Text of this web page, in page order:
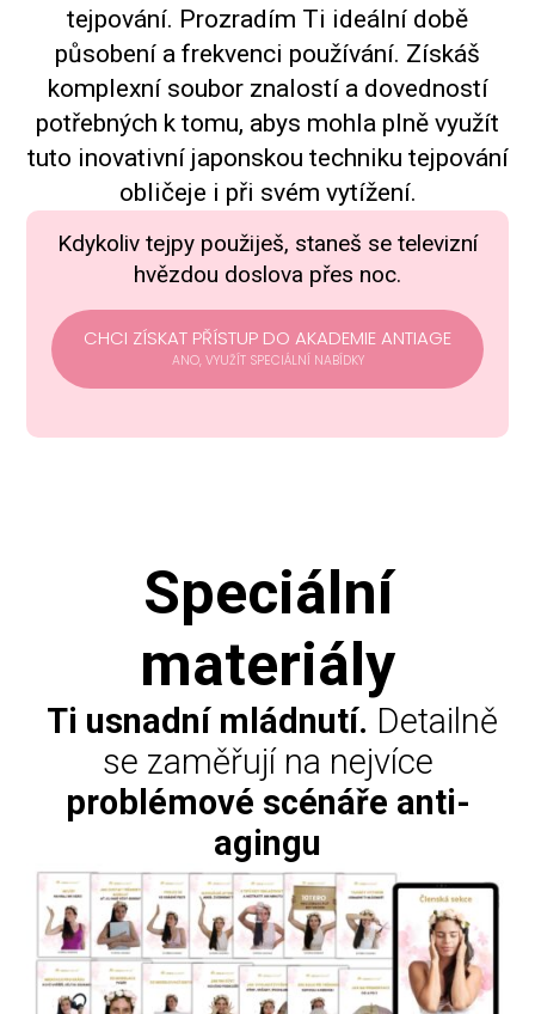
tejpování. Prozradím Ti ideální době
působení a frekvenci používání. Získáš
komplexní soubor znalostí a dovedností
potřebných k tomu, abys mohla plně využít
tuto inovativní japonskou techniku tejpování
obličeje i při svém vytížení.
Kdykoliv tejpy použiješ, staneš se televizní
hvězdou doslova přes noc.
CHCI ZÍSKAT PŘÍSTUP DO AKADEMIE ANTIAGE
ANO, VYUŽÍT SPECIÁLNÍ NABÍDKY
Speciální
materiály
Ti usnadní mládnutí. Detailně
se zaměřují na nejvíce
problémové scénáře anti-
agingu